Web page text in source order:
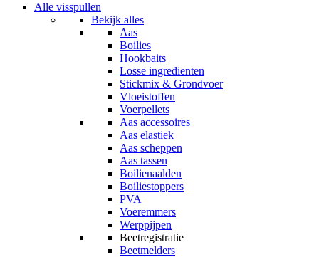
Alle visspullen
Bekijk alles
Aas
Boilies
Hookbaits
Losse ingredienten
Stickmix & Grondvoer
Vloeistoffen
Voerpellets
Aas accessoires
Aas elastiek
Aas scheppen
Aas tassen
Boilienaalden
Boiliestoppers
PVA
Voeremmers
Werppijpen
Beetregistratie
Beetmelders